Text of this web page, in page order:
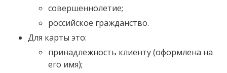
совершеннолетие;
российское гражданство.
Для карты это:
принадлежность клиенту (оформлена на
его имя);